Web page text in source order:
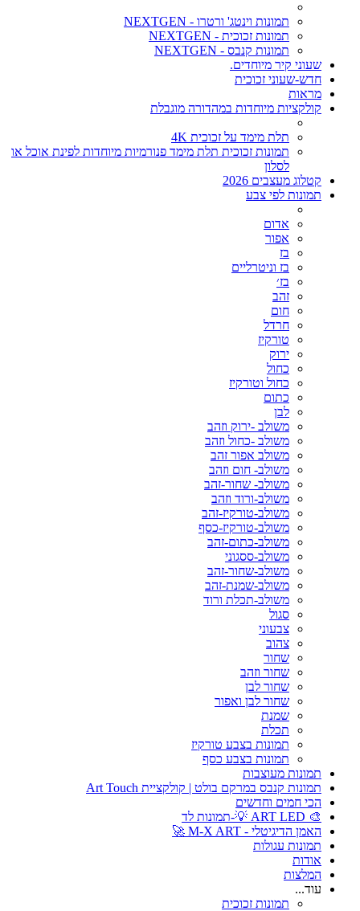
תמונות וינטג' ורטרו - NEXTGEN
תמונות זכוכית - NEXTGEN
תמונות קנבס - NEXTGEN
שעוני קיר מיוחדים.
חדש-שעוני זכוכית
מראות
קולקציות מיוחדות במהדורה מוגבלת
תלת מימד על זכוכית 4K
תמונות זכוכית תלת מימד פנורמיות מיוחדות לפינת אוכל או
לסלון
קטלוג מעצבים 2026
תמונות לפי צבע
אדום
אפור
בז
בז וניטרליים
בז׳
זהב
חום
חרדל
טורקיז
ירוק
כחול
כחול וטורקיז
כתום
לבן
משולב -ירוק וזהב
משולב -כחול וזהב
משולב אפור זהב
משולב- חום וזהב
משולב- שחור-זהב
משולב-ורוד וזהב
משולב-טורקיז-זהב
משולב-טורקיז-כסף
משולב-כתום-זהב
משולב-ססגוני
משולב-שחור-זהב
משולב-שמנת-זהב
משולב-תכלת ורוד
סגול
צבעוני
צהוב
שחור
שחור וזהב
שחור לבן
שחור לבן ואפור
שמנת
תכלת
תמונות בצבע טורקיז
תמונות בצבע כסף
תמונות מעוצבות
תמונות קנבס במרקם בולט | קולקציית Art Touch
הכי חמים וחדשים
🎨 ART LED 💡-תמונות לד
האמן הדיגיטלי - M-X ART 🚀
תמונות עגולות
אודות
המלצות
עוד...
תמונות זכוכית